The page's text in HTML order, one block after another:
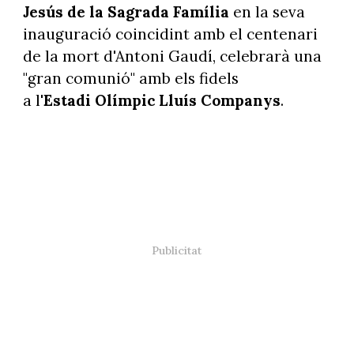
Jesús de la Sagrada Família en la seva
inauguració coincidint amb el centenari
de la mort d'Antoni Gaudí, celebrarà una
"gran comunió" amb els fidels
a l'Estadi Olímpic Lluís Companys.